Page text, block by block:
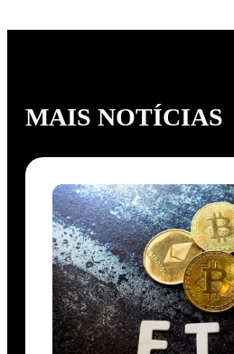
MAIS NOTÍCIAS